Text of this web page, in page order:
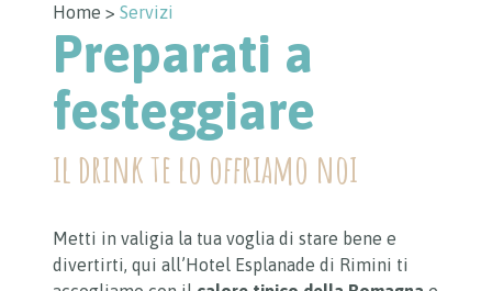
Home > Servizi
Preparati a
festeggiare
il drink te lo offriamo noi
Metti in valigia la tua voglia di stare bene e
divertirti, qui all’Hotel Esplanade di Rimini ti